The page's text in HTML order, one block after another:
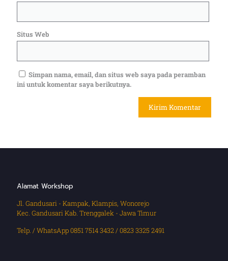
Situs Web
Simpan nama, email, dan situs web saya pada peramban
ini untuk komentar saya berikutnya.
Alamat Workshop
Jl. Gandusari - Kampak, Klampis, Wonorejo
Kec. Gandusari Kab. Trenggalek - Jawa Timur
Telp. / WhatsApp 0851 7514 3432 / 0823 3325 2491